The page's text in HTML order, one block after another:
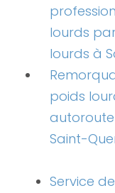
lourds
lourds à
poids
Saint-
Service